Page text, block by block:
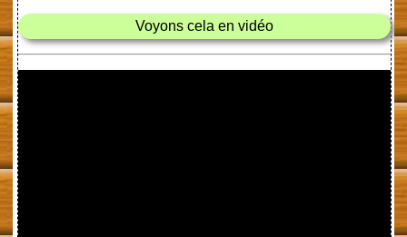
Voyons cela en vidéo